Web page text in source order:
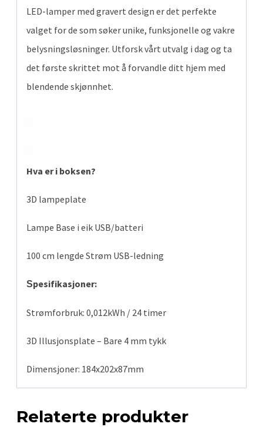
LED-lamper med gravert design er det perfekte
valget for de som søker unike, funksjonelle og vakre
belysningsløsninger. Utforsk vårt utvalg i dag og ta
det første skrittet mot å forvandle ditt hjem med
blendende skjønnhet.
Hva er i boksen?
3D lampeplate
Lampe Base i eik USB/batteri
100 cm lengde Strøm USB-ledning
Spesifikasjoner:
Strømforbruk: 0,012kWh / 24 timer
3D Illusjonsplate – Bare 4 mm tykk
Dimensjoner: 184x202x87mm
Relaterte produkter